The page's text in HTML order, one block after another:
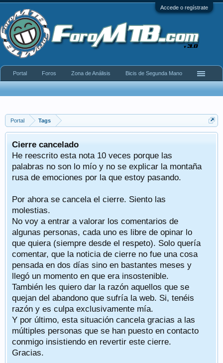
Accede o regístrate
Portal Tags
Cierre cancelado
He reescrito esta nota 10 veces porque las
palabras no son lo mío y no se explicar la montaña
rusa de emociones por la que estoy pasando.
Por ahora se cancela el cierre. Siento las
molestias.
No voy a entrar a valorar los comentarios de
algunas personas, cada uno es libre de opinar lo
que quiera (siempre desde el respeto). Solo quería
comentar, que la noticia de cierre no fue una cosa
pensada en dos días sino en bastantes meses y
llegó un momento en que era insostenible.
También les quiero dar la razón aquellos que se
quejan del abandono que sufría la web. Si, tenéis
razón y es culpa exclusivamente mía.
Y por último, esta situación cancela gracias a las
múltiples personas que se han puesto en contacto
conmigo insistiendo en revertir este cierre.
Gracias.
Portal Foros Zona de Análisis Bicis de Segunda Mano